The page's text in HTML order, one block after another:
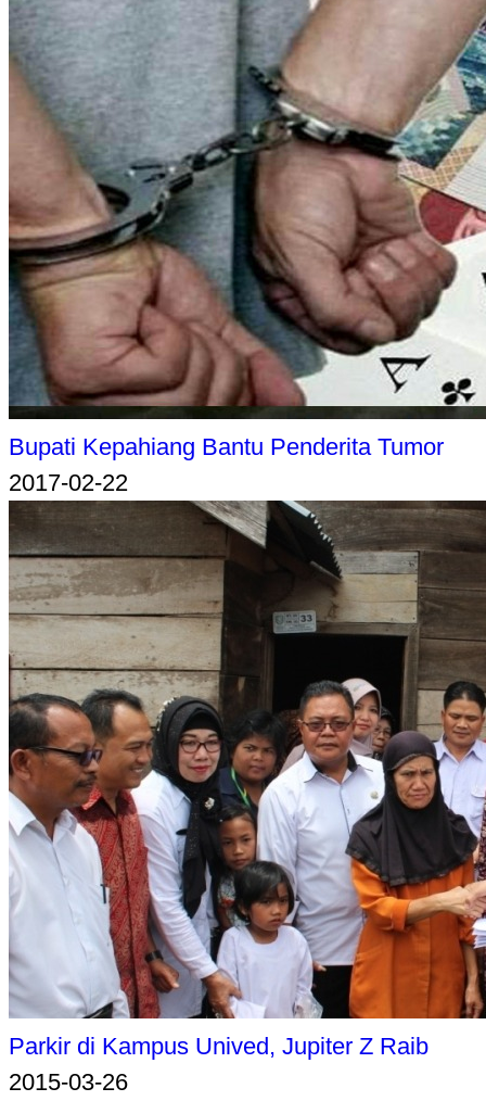
Bupati Kepahiang Bantu Penderita Tumor
2017-02-22
Parkir di Kampus Unived, Jupiter Z Raib
2015-03-26